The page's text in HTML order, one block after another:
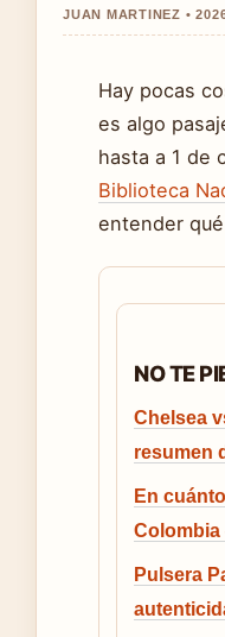
JUAN MARTINEZ •
Hay pocas
es algo
hasta a 1 de
Biblioteca
entender
NO TE
Chelsea
resumen
En
Colombia
Pulsera